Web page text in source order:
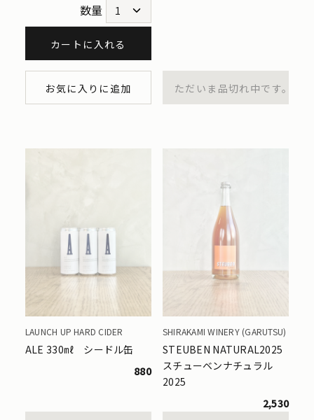
数量
カートに入れる
お気に入りに追加 ただいま品切れ中です。
LAUNCH UP HARD CIDER
ALE 330㎖ シードル缶
880
SHIRAKAMI WINERY (GARUTSU)
STEUBEN NATURAL2025
スチューベンナチュラル
2025
2,530